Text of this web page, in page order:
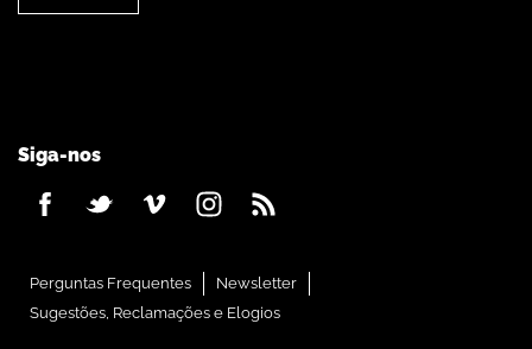
Siga-nos
Perguntas Frequentes
Newsletter
Sugestões, Reclamações e Elogios